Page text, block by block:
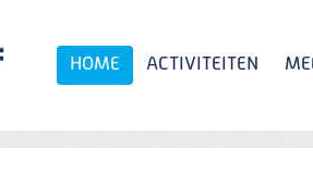
HOME ACTIVITEITEN